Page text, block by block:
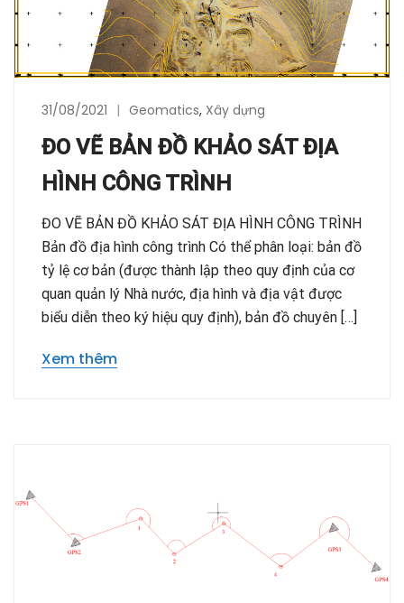
31/08/2021 Geomatics, Xây dựng
ĐO VẼ BẢN ĐỒ KHẢO SÁT ĐỊA
HÌNH CÔNG TRÌNH
ĐO VẼ BẢN ĐỒ KHẢO SÁT ĐỊA HÌNH CÔNG TRÌNH
Bản đồ địa hình công trình Có thể phân loại: bản đồ
tỷ lệ cơ bản (được thành lập theo quy định của cơ
quan quản lý Nhà nước, địa hình và địa vật được
biểu diễn theo ký hiệu quy định), bản đồ chuyên […]
Xem thêm